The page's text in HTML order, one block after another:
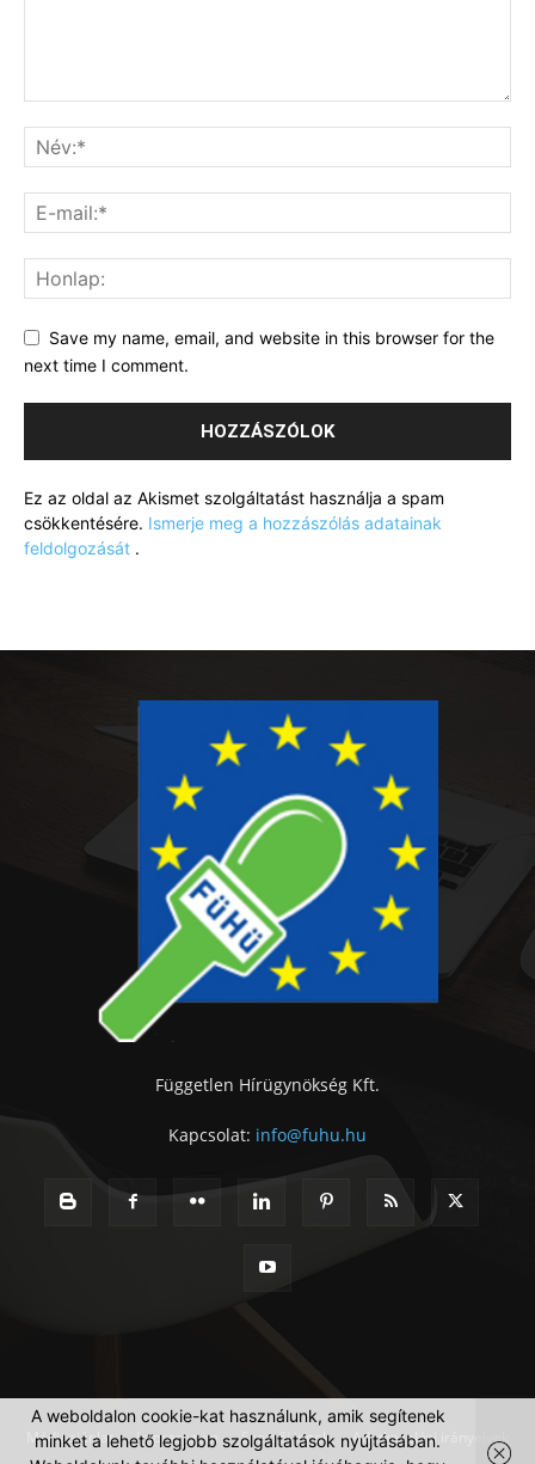
Save my name, email, and website in this browser for the
next time I comment.
Ez az oldal az Akismet szolgáltatást használja a spam
csökkentésére. Ismerje meg a hozzászólás adatainak
feldolgozását .
Független Hírügynökség Kft.
Kapcsolat: info@fuhu.hu
Médiaajánlat Impresszum Szerzői jogok Adatkezelési irányelvek
A weboldalon cookie-kat használunk, amik segítenek
minket a lehető legjobb szolgáltatások nyújtásában.